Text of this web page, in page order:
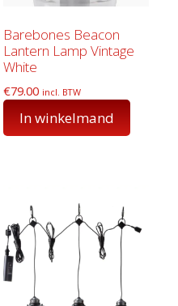
Barebones Beacon
Lantern Lamp Vintage
White
€79.00 incl. BTW
In winkelmand